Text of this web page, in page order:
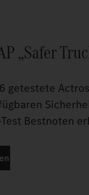
„Safer
getestete
Test Bestnoten